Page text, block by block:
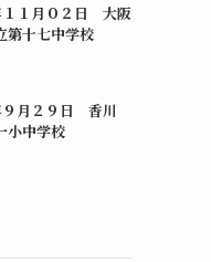
１１月０２日 大阪
第十七中学校
９月２９日 香川
小中学校